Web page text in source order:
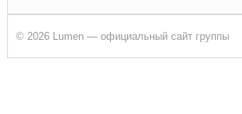
© 2026 Lumen — официальный сайт группы